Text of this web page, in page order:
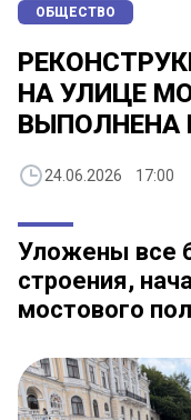
ОБЩЕСТВО
НА УЛИЦЕ
ВЫПОЛНЕНА
24.06.2026 17:00
Уложены все
строения,
мостового